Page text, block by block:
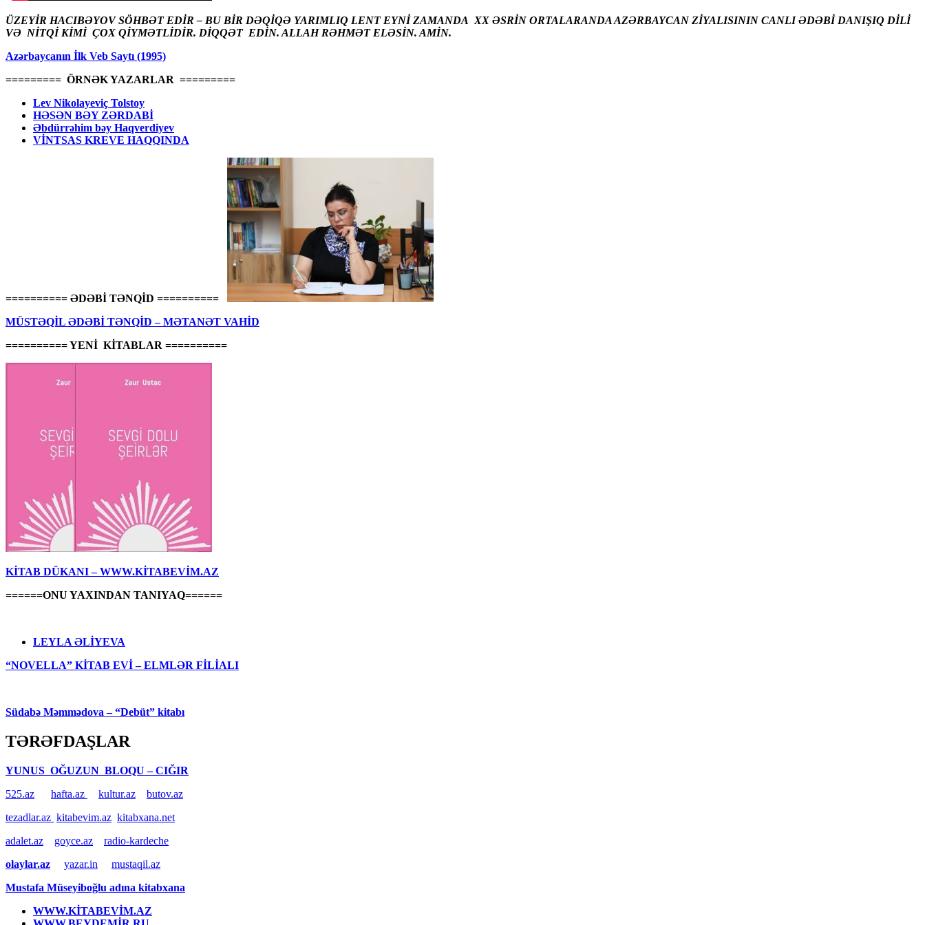
ÜZEYİR HACIBƏYOV SÖHBƏT EDİR – BU BİR DƏQİQƏ YARIMLIQ LENT EYNİ ZAMANDA XX ƏSRİN ORTALARANDA AZƏRBAYCAN ZİYALISININ CANLI ƏDƏBİ DANIŞIQ DİLİ
VƏ NİTQİ KİMİ ÇOX QİYMƏTLİDİR. DİQQƏT EDİN. ALLAH RƏHMƏT ELƏSİN. AMİN.
Azərbaycanın İlk Veb Saytı (1995)
========= ÖRNƏK YAZARLAR =========
Lev Nikolayeviç Tolstoy
HƏSƏN BƏY ZƏRDABİ
Əbdürrəhim bəy Haqverdiyev
VİNTSAS KREVE HAQQINDA
========== ƏDƏBİ TƏNQİD ==========
MÜSTƏQİL ƏDƏBİ TƏNQİD – MƏTANƏT VAHİD
========== YENİ KİTABLAR ==========
KİTAB DÜKANI – WWW.KİTABEVİM.AZ
======ONU YAXINDAN TANIYAQ======
LEYLA ƏLİYEVA
“NOVELLA” KİTAB EVİ – ELMLƏR FİLİALI
Südabə Məmmədova – “Debüt” kitabı
TƏRƏFDAŞLAR
YUNUS OĞUZUN BLOQU – CIĞIR
525.az
hafta.az kultur.az
butov.az
tezadlar.az kitabevim.az kitabxana.net
adalet.az
goyce.az
radio-kardeche
olaylar.az
yazar.in
mustaqil.az
Mustafa Müseyiboğlu adına kitabxana
WWW.KİTABEVİM.AZ